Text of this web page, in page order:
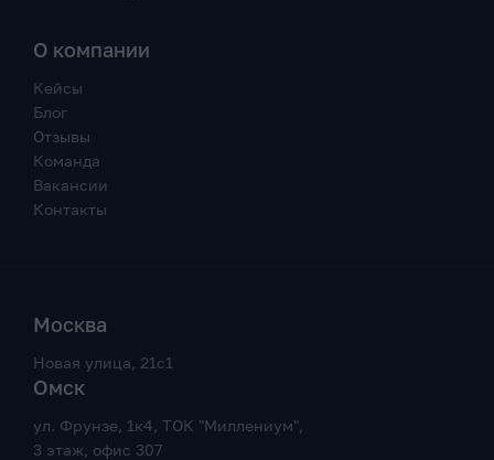
О компании
Кейсы
Блог
Отзывы
Команда
Вакансии
Контакты
Москва
Новая улица, 21с1
Омск
ул. Фрунзе, 1к4, ТОК "Миллениум",
3 этаж, офис 307